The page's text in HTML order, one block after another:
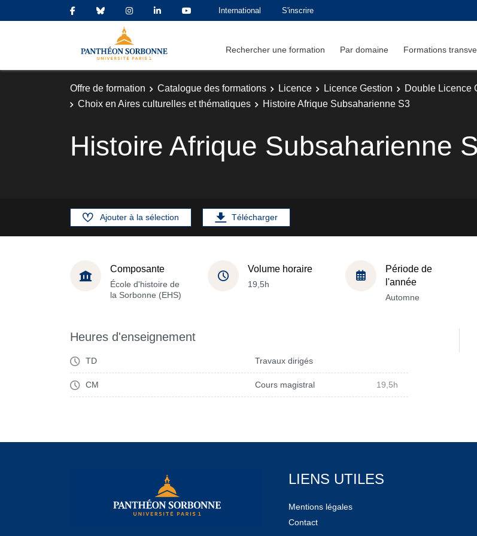
International S'inscrire
Rechercher une formation Par domaine Formations
Offre de formation Catalogue des formations Licence Licence Gestion Double Licence
Choix en Aires culturelles et thématiques
Histoire Afrique Subsaharienne S3
Histoire Afrique Subsaharienne
Ajouter à la sélection Télécharger
Composante
École d'histoire de
la Sorbonne (EHS)
Volume horaire
19,5h
Période de
l'année
Automne
Heures d'enseignement
TD Travaux dirigés
CM Cours magistral 19,5h
LIENS UTILES
Mentions légales
Contact